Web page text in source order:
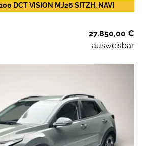
DCT VISION MJ26 SITZH. NAVI
27.850,00 €
ausweisbar